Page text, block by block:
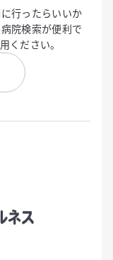
行ったらいいか
院検索が便利で
ください。